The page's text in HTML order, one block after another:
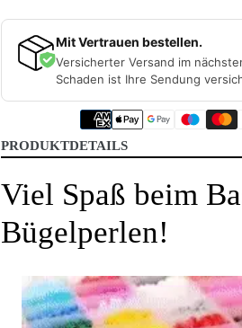
Mit Vertrauen bestellen.
Versicherter Versand im
Schaden ist Ihre Sendung
PRODUKTDETAILS
Viel Spaß beim
Bügelperlen!